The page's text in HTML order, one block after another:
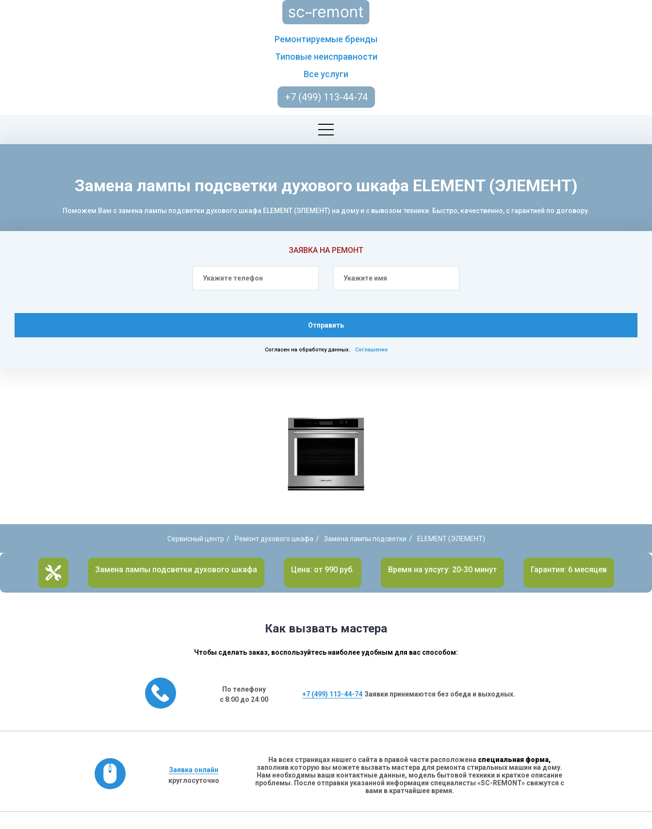
Ремонтируемые бренды
Типовые неисправности
Все услуги
+7 (499) 113-44-74
ЗАЯВКА НА РЕМОНТ
Отправить
Согласен на обработку данных. Соглашение
Замена лампы подсветки духового шкафа ELEMENT (ЭЛЕМЕНТ)
Поможем Вам с замена лампы подсветки духового шкафа ELEMENT (ЭЛЕМЕНТ) на дому и с вывозом техники. Быстро, качественно, с гарантией по договору.
Сервисный центр / Ремонт духового шкафа / Замена лампы подсветки / ELEMENT (ЭЛЕМЕНТ)
Замена лампы подсветки духового шкафа Цена: от 990 руб. Время на улсугу: 20-30 минут Гарантия: 6 месяцев
Как вызвать мастера
Чтобы сделать заказ, воспользуйтесь наиболее удобным для вас способом:
По телефону
с 8:00 до 24:00
+7 (499) 113-44-74 Заявки принимаются без обеда и выходных.
Заявка онлайн
круглосуточно
На всех страницах нашего сайта в правой части расположена специальная форма,
заполнив которую вы можете вызвать мастера для ремонта стиральных машин на дому.
Нам необходимы ваши контактные данные, модель бытовой техники и краткое описание
проблемы. После отправки указанной информации специалисты «SC-REMONT» свяжутся с
вами в кратчайшее время.